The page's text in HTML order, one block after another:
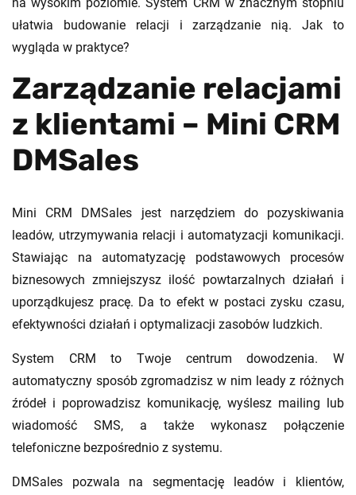
ułatwia budowanie relacji i zarządzanie nią. Jak to
wygląda w praktyce?
Zarządzanie relacjami
z klientami – Mini CRM
DMSales
Mini CRM DMSales jest narzędziem do pozyskiwania
leadów, utrzymywania relacji i automatyzacji komunikacji.
Stawiając na automatyzację podstawowych procesów
biznesowych zmniejszysz ilość powtarzalnych działań i
uporządkujesz pracę. Da to efekt w postaci zysku czasu,
efektywności działań i optymalizacji zasobów ludzkich.
System CRM to Twoje centrum dowodzenia. W
automatyczny sposób zgromadzisz w nim leady z różnych
źródeł i poprowadzisz komunikację, wyślesz mailing lub
wiadomość SMS, a także wykonasz połączenie
telefoniczne bezpośrednio z systemu.
DMSales pozwala na segmentację leadów i klientów,